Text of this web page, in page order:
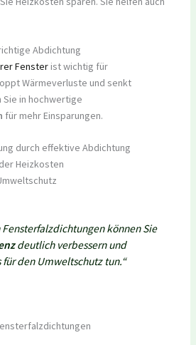
Abdichtung
Fensterist wichtig für
Wärmeverluste und senkt
in hochwertige
für mehr Einsparungen.
durch effektive Abdichtung
Heizkosten
können Sie
deutlich verbessern und
den Umweltschutz tun.“